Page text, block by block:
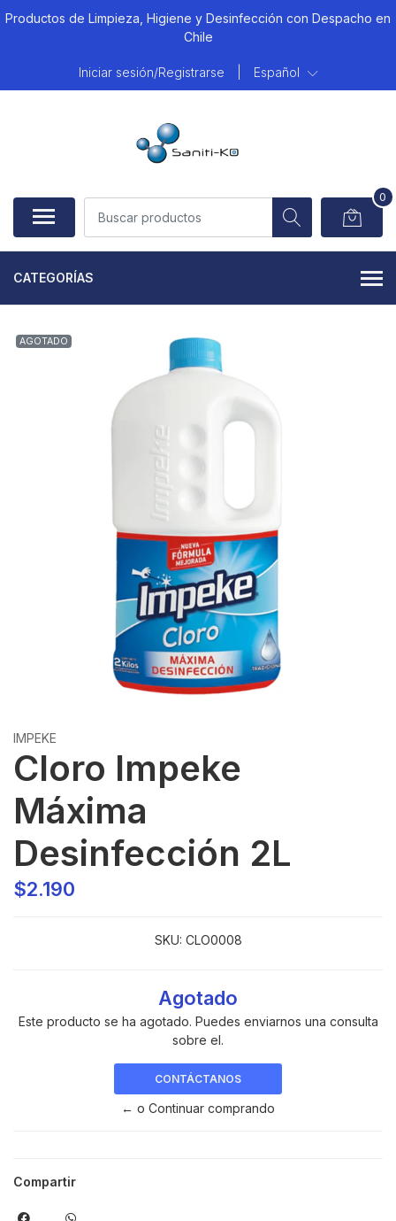
Productos de Limpieza, Higiene y Desinfección con Despacho en
Chile
Iniciar sesión/Registrarse Español
0
CATEGORÍAS
AGOTADO
IMPEKE
Cloro Impeke
Máxima
Desinfección 2L
$2.190
SKU: CLO0008
Agotado
Este producto se ha agotado. Puedes enviarnos una consulta
sobre el.
CONTÁCTANOS
← o Continuar comprando
Compartir